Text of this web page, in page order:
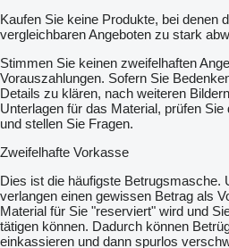
Kaufen Sie keine Produkte, bei denen
vergleichbaren Angeboten zu stark
Stimmen Sie keinen zweifelhaften
Vorauszahlungen. Sofern Sie
Details zu klären, nach weiteren
Unterlagen für das Material, prüfen
und stellen Sie Fragen.
Zweifelhafte Vorkasse
Dies ist die häufigste Betrugsmasche.
verlangen einen gewissen Betrag als
Material für Sie "reserviert" wird und
tätigen können. Dadurch können
einkassieren und dann spurlos